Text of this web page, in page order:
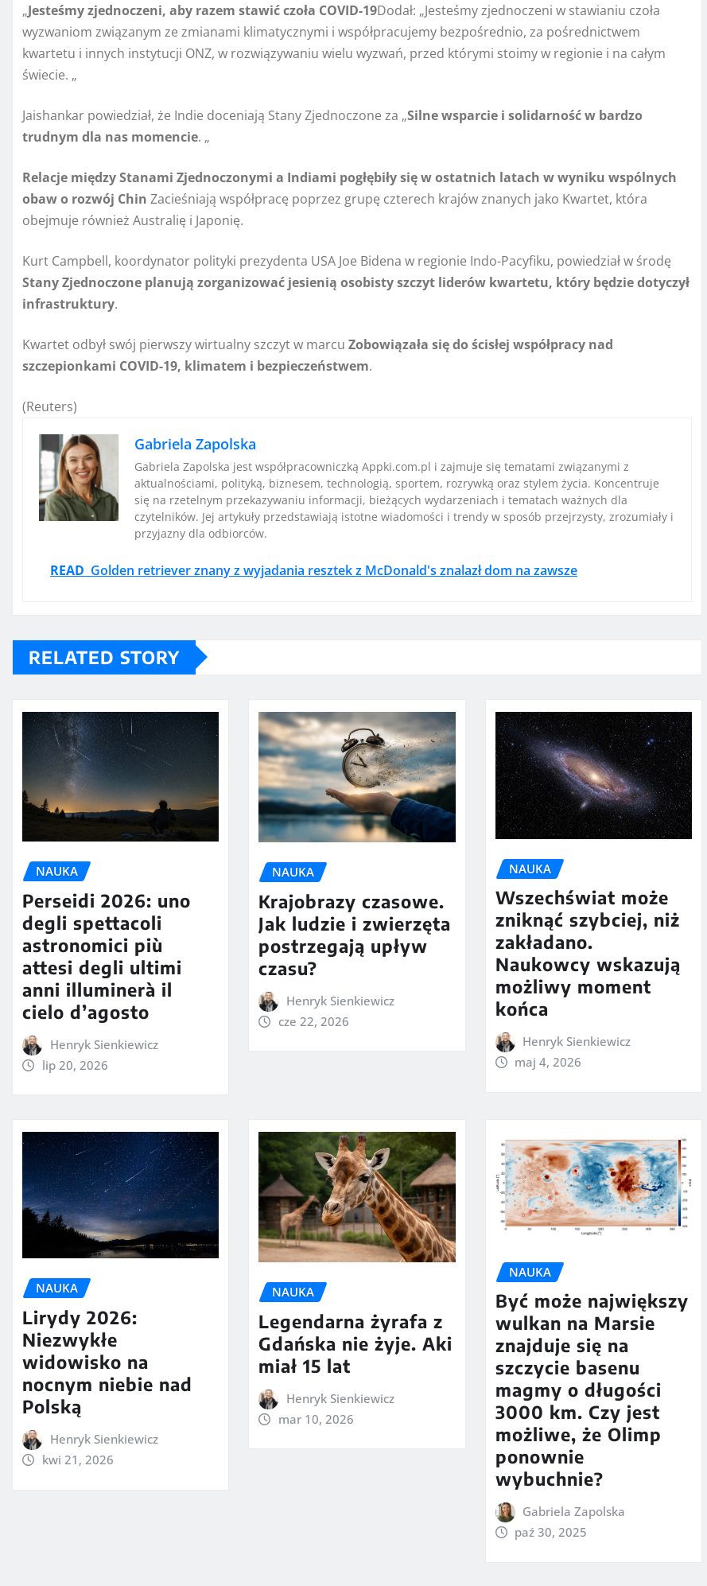
„Jesteśmy zjednoczeni, aby razem stawić czoła COVID-19Dodał: „Jesteśmy zjednoczeni w stawianiu czoła
wyzwaniom związanym ze zmianami klimatycznymi i współpracujemy bezpośrednio, za pośrednictwem
kwartetu i innych instytucji ONZ, w rozwiązywaniu wielu wyzwań, przed którymi stoimy w regionie i na całym
świecie. „
Jaishankar powiedział, że Indie doceniają Stany Zjednoczone za „Silne wsparcie i solidarność w bardzo
trudnym dla nas momencie. „
Relacje między Stanami Zjednoczonymi a Indiami pogłębiły się w ostatnich latach w wyniku wspólnych
obaw o rozwój Chin Zacieśniają współpracę poprzez grupę czterech krajów znanych jako Kwartet, która
obejmuje również Australię i Japonię.
Kurt Campbell, koordynator polityki prezydenta USA Joe Bidena w regionie Indo-Pacyfiku, powiedział w środę
Stany Zjednoczone planują zorganizować jesienią osobisty szczyt liderów kwartetu, który będzie dotyczył
infrastruktury.
Kwartet odbył swój pierwszy wirtualny szczyt w marcu Zobowiązała się do ścisłej współpracy nad
szczepionkami COVID-19, klimatem i bezpieczeństwem.
(Reuters)
Gabriela Zapolska
Gabriela Zapolska jest współpracowniczką Appki.com.pl i zajmuje się tematami związanymi z
aktualnościami, polityką, biznesem, technologią, sportem, rozrywką oraz stylem życia. Koncentruje
się na rzetelnym przekazywaniu informacji, bieżących wydarzeniach i tematach ważnych dla
czytelników. Jej artykuły przedstawiają istotne wiadomości i trendy w sposób przejrzysty, zrozumiały i
przyjazny dla odbiorców.
READ Golden retriever znany z wyjadania resztek z McDonald's znalazł dom na zawsze
RELATED STORY
NAUKA
Perseidi 2026: uno
degli spettacoli
astronomici più
attesi degli ultimi
anni illuminerà il
cielo d’agosto
Henryk Sienkiewicz
lip 20, 2026
NAUKA
Krajobrazy czasowe.
Jak ludzie i zwierzęta
postrzegają upływ
czasu?
Henryk Sienkiewicz
cze 22, 2026
NAUKA
Wszechświat może
zniknąć szybciej, niż
zakładano.
Naukowcy wskazują
możliwy moment
końca
Henryk Sienkiewicz
maj 4, 2026
NAUKA
Lirydy 2026:
Niezwykłe
widowisko na
nocnym niebie nad
Polską
Henryk Sienkiewicz
kwi 21, 2026
NAUKA
Legendarna żyrafa z
Gdańska nie żyje. Aki
miał 15 lat
Henryk Sienkiewicz
mar 10, 2026
NAUKA
Być może największy
wulkan na Marsie
znajduje się na
szczycie basenu
magmy o długości
3000 km. Czy jest
możliwe, że Olimp
ponownie
wybuchnie?
Gabriela Zapolska
paź 30, 2025